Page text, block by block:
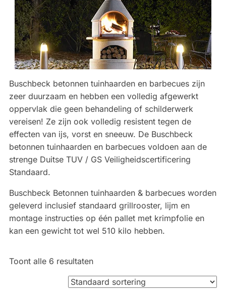
Buschbeck betonnen tuinhaarden en barbecues zijn
zeer duurzaam en hebben een volledig afgewerkt
oppervlak die geen behandeling of schilderwerk
vereisen! Ze zijn ook volledig resistent tegen de
effecten van ijs, vorst en sneeuw. De Buschbeck
betonnen tuinhaarden en barbecues voldoen aan de
strenge Duitse TUV / GS Veiligheidscertificering
Standaard.
Buschbeck Betonnen tuinhaarden & barbecues worden
geleverd inclusief standaard grillrooster, lijm en
montage instructies op één pallet met krimpfolie en
kan een gewicht tot wel 510 kilo hebben.
Toont alle 6 resultaten